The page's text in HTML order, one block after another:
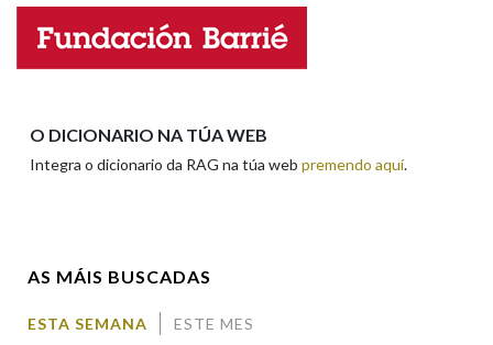
Pertence a
Nome
O DICIONARIO NA TÚA WEB
Integra o dicionario da RAG na túa web premendo aquí.
AS MÁIS BUSCADAS
ESTA SEMANA ESTE MES